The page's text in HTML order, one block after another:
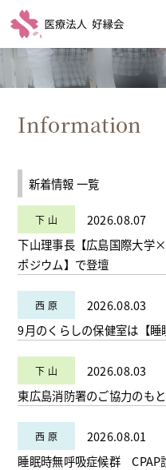
Information
新着情報 一覧
2026.08.07
下山理事長【広島国際大学
ポジウム】で登壇
2026.08.03
9月のくらしの保健室は【睡
2026.08.03
東広島消防署のご協力のも
2026.08.01
睡眠時無呼吸症候群 CPAP